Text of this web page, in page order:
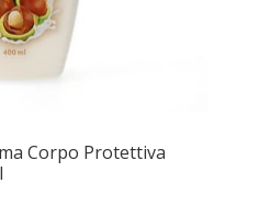
Corpo Protettiva